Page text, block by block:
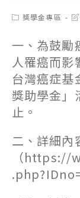
Post獎學金專區
一、為鼓勵
人罹癌而影
台灣癌症基
獎助學金」
止。
二、詳細內
（https://